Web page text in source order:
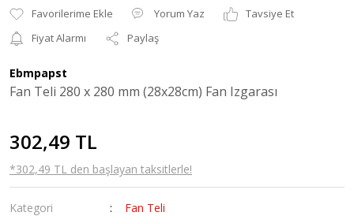
Yorum Yaz
Tavsiye Et
Fiyat Alarmı
Paylaş
Ebmpapst
Fan Teli 280 x 280 mm (28x28cm) Fan Izgarası
302,49 TL
*302,49 TL den başlayan taksitlerle!
Kategori
Fan Teli